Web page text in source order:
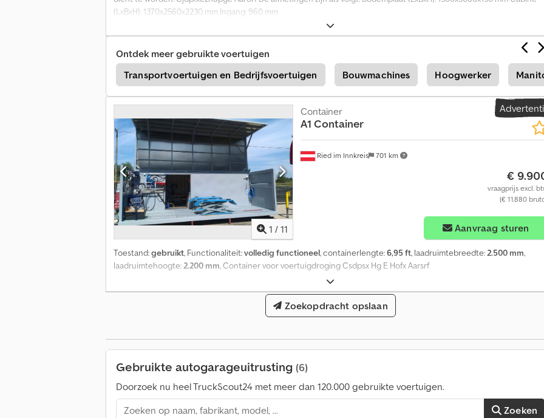
n
t
i
e
a
n
(LxBxH): 1370x2560x2230 mm Ingang: 960 mm
Ontdek meer gebruikte voertuigen
Transportvoertuigen en Bedrijfsvoertuigen
Bouwmachines Hoogwerker
1 / 11
Ried im Innkreis 701 km
Container
A1 Container
€
vraagprijs excl.
(€ 11.880
Aanvraag sturen
Toestand:gebruikt, Functionaliteit:volledig functioneel, containerlengte:6,95 ft, laadruimtebreedte:2.500 mm,
laadruimtehoogte:2.200 mm, Container voor voertuigdroging Csdpsx Hg E Hofx Aarsrf
Zoekopdracht opslaan
Gebruikte autogarageuitrusting (6)
Doorzoek nu heel TruckScout24 met meer dan 120.000 gebruikte voertuigen.
Zoeken
M
4
0
.
0
0
k
o
a
a